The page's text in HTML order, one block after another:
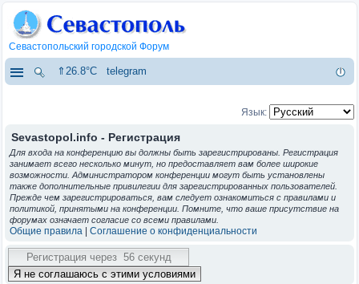
Севастопольский городской Форум
⇑26.8°C telegram
Язык:
Sevastopol.info - Регистрация
Для входа на конференцию вы должны быть зарегистрированы. Регистрация
занимает всего несколько минут, но предоставляет вам более широкие
возможности. Администратором конференции могут быть установлены
также дополнительные привилегии для зарегистрированных пользователей.
Прежде чем зарегистрироваться, вам следует ознакомиться с правилами и
политикой, принятыми на конференции. Помните, что ваше присутствие на
форумах означает согласие со всеми правилами.
Общие правила Соглашение о конфиденциальности